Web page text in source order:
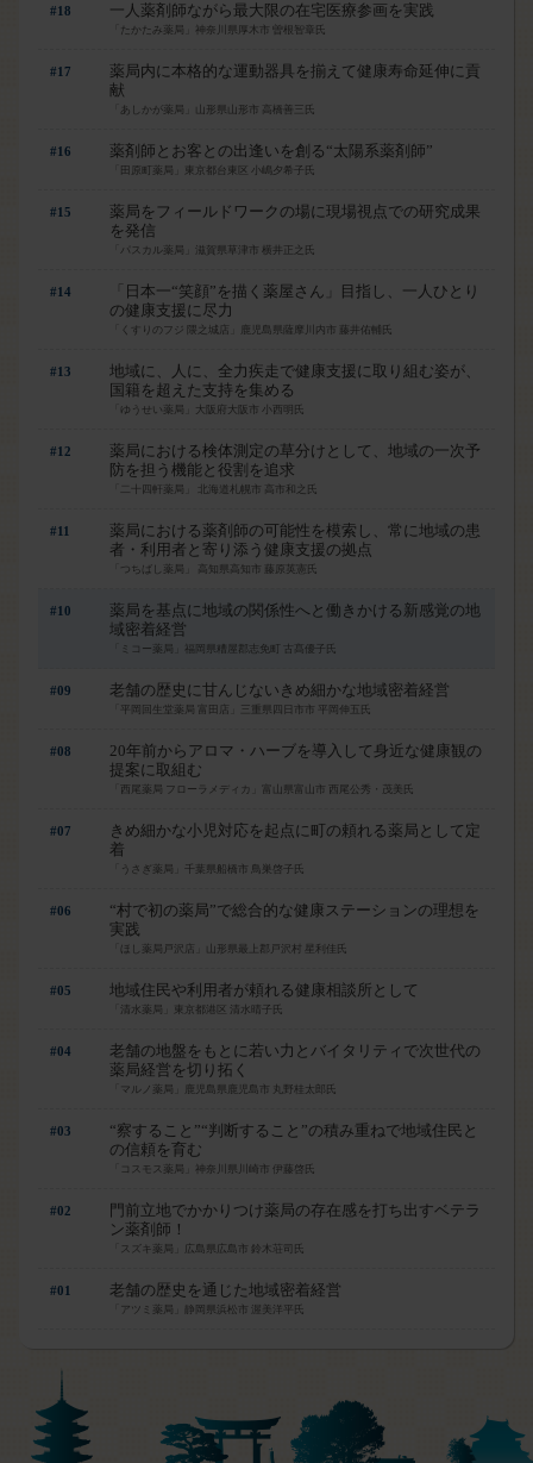
#18 一人薬剤師ながら最大限の在宅医療参画を実践
「たかたみ薬局」神奈川県厚木市 曽根智章氏
#17
薬局内に本格的な運動器具を揃えて健康寿命延伸に貢
献
「あしかが薬局」山形県山形市 高橋善三氏
#16 薬剤師とお客との出逢いを創る“太陽系薬剤師”
「田原町薬局」東京都台東区 小嶋夕希子氏
#15
薬局をフィールドワークの場に現場視点での研究成果
を発信
「パスカル薬局」滋賀県草津市 横井正之氏
#14
「日本一“笑顔”を描く薬屋さん」目指し、一人ひとり
の健康支援に尽力
「くすりのフジ 隈之城店」鹿児島県薩摩川内市 藤井佑輔氏
#13
地域に、人に、全力疾走で健康支援に取り組む姿が、
国籍を超えた支持を集める
「ゆうせい薬局」大阪府大阪市 小西明氏
#12
薬局における検体測定の草分けとして、地域の一次予
防を担う機能と役割を追求
「二十四軒薬局」 北海道札幌市 高市和之氏
#11
薬局における薬剤師の可能性を模索し、常に地域の患
者・利用者と寄り添う健康支援の拠点
「つちばし薬局」 高知県高知市 藤原英憲氏
#10
薬局を基点に地域の関係性へと働きかける新感覚の地
域密着経営
「ミコー薬局」福岡県糟屋郡志免町 古髙優子氏
#09 老舗の歴史に甘んじないきめ細かな地域密着経営
「平岡回生堂薬局 富田店」三重県四日市市 平岡伸五氏
#08
20年前からアロマ・ハーブを導入して身近な健康観の
提案に取組む
「西尾薬局 フローラメディカ」富山県富山市 西尾公秀・茂美氏
#07
きめ細かな小児対応を起点に町の頼れる薬局として定
着
「うさぎ薬局」千葉県船橋市 鳥巣啓子氏
#06
“村で初の薬局”で総合的な健康ステーションの理想を
実践
「ほし薬局戸沢店」山形県最上郡戸沢村 星利佳氏
#05 地域住民や利用者が頼れる健康相談所として
「清水薬局」東京都港区 清水晴子氏
#04
老舗の地盤をもとに若い力とバイタリティで次世代の
薬局経営を切り拓く
「マルノ薬局」鹿児島県鹿児島市 丸野桂太郎氏
#03
“察すること”“判断すること”の積み重ねで地域住民と
の信頼を育む
「コスモス薬局」神奈川県川崎市 伊藤啓氏
#02
門前立地でかかりつけ薬局の存在感を打ち出すベテラ
ン薬剤師！
「スズキ薬局」広島県広島市 鈴木荘司氏
#01 老舗の歴史を通じた地域密着経営
「アツミ薬局」静岡県浜松市 渥美洋平氏
はい